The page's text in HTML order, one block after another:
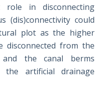
in disconnecting
(dis)connectivity could
plot as the higher
from the
the canal berms
artificial drainage